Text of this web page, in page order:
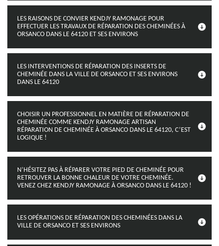
LES RAISONS DE CONVIER KENDJY RAMONAGE POUR
EFFECTUER LES TRAVAUX DE RÉPARATION DES CHEMINÉES À
ORSANCO DANS LE 64120 ET SES ENVIRONS
LES INTERVENTIONS DE RÉPARATION DES INSERTS DE
CHEMINÉE DANS LA VILLE DE ORSANCO ET SES ENVIRONS
DANS LE 64120
CHOISIR UN PROFESSIONNEL EN MATIÈRE DE RÉPARATION DE
CHEMINÉE COMME KENDJY RAMONAGE ARTISAN
RÉPARATION DE CHEMINÉE À ORSANCO DANS LE 64120, C’EST
LOGIQUE !
N’HÉSITEZ PAS À RÉPARER VOTRE PIED DE CHEMINÉE POUR
RETROUVER LA BONNE CHALEUR DE VOTRE CHEMINÉE.
VENEZ CHEZ KENDJY RAMONAGE À ORSANCO DANS LE 64120 !
LES OPÉRATIONS DE RÉPARATION DES CHEMINÉES DANS LA
VILLE DE ORSANCO ET SES ENVIRONS